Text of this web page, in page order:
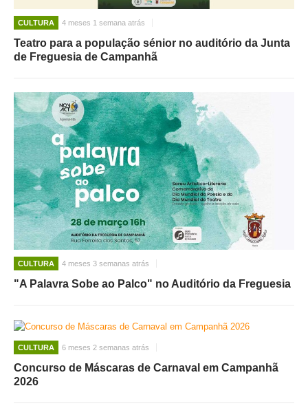
CULTURA 4 meses 1 semana atrás
Teatro para a população sénior no auditório da Junta
de Freguesia de Campanhã
CULTURA 4 meses 3 semanas atrás
"A Palavra Sobe ao Palco" no Auditório da Freguesia
CULTURA 6 meses 2 semanas atrás
Concurso de Máscaras de Carnaval em Campanhã
2026